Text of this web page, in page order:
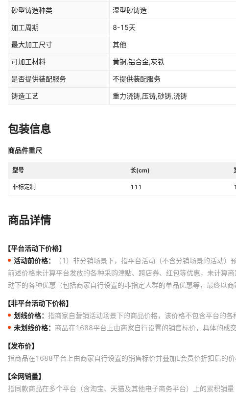
砂型铸造种类 湿型砂铸造
加工周期 8-15天
最大加工尺寸 其他
可加工材料 黄铜,铝合金,灰铁
是否提供装配服务 不提供装配服务
铸造工艺 重力浇铸,压铸,砂铸,浇铸
包装信息
商品件重尺
型号 长(cm)
非标定制 111
商品详情
【平台活动下价格】
活动前价格：
（1）非分销场景下，指平台活动（不含分销场景的活动
前述价格未计算平台发放的各种采购津贴、跨店券、红包等优惠，未计算
动下的各种优惠（包括商家自行设置的非指定人群的单品优惠等，最终以
【非平台活动下价格】
划线价格： 指商家自营销活动场景下的商品价格，该价格不包含平台的
未划线价格： 商品在1688平台上由商家自行设置的销售标价，具体的成
【发布价】
指商品在1688平台上由商家自行设置的销售标价并叠加L会员价折扣后的价
【全网销量】
指同款商品在多个平台（含淘宝、天猫及其他电子商务平台）上的累积销量